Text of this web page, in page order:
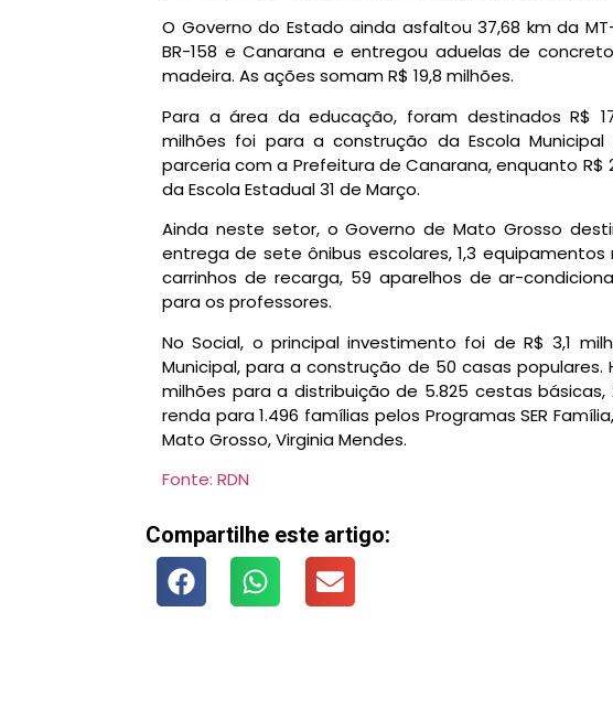
O Governo do Estado ainda asfaltou 37,68 km da
BR-158 e Canarana e entregou aduelas de
madeira. As ações somam R$ 19,8 milhões.
Para a área da educação, foram destinados R$
milhões foi para a construção da Escola Municipal
parceria com a Prefeitura de Canarana, enquanto
da Escola Estadual 31 de Março.
Ainda neste setor, o Governo de Mato Grosso
entrega de sete ônibus escolares, 1,3
carrinhos de recarga, 59 aparelhos de ar-
para os professores.
No Social, o principal investimento foi de R$ 3,1
Municipal, para a construção de 50 casas
milhões para a distribuição de 5.825 cestas
renda para 1.496 famílias pelos Programas SER
Mato Grosso, Virginia Mendes.
Fonte: RDN
Compartilhe este artigo: